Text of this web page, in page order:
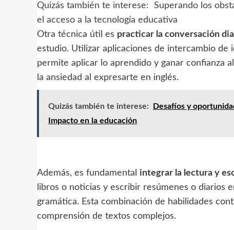
Quizás también te interese:
Superando los
el acceso a la tecnología educativa
Otra técnica útil es practicar la conversación
estudio. Utilizar aplicaciones de intercambio
permite aplicar lo aprendido y ganar confianza
la ansiedad al expresarte en inglés.
Quizás también te interese:
Desafíos y
Impacto en la educación
Además, es fundamental integrar la lectura y
libros o noticias y escribir resúmenes o diarios
gramática. Esta combinación de habilidades
comprensión de textos complejos.